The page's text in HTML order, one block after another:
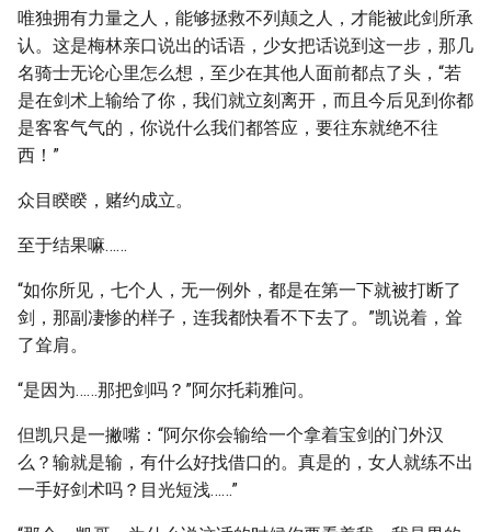
唯独拥有力量之人，能够拯救不列颠之人，才能被此剑所承
认。这是梅林亲口说出的话语，少女把话说到这一步，那几
名骑士无论心里怎么想，至少在其他人面前都点了头，“若
是在剑术上输给了你，我们就立刻离开，而且今后见到你都
是客客气气的，你说什么我们都答应，要往东就绝不往
西！”
众目睽睽，赌约成立。
至于结果嘛……
“如你所见，七个人，无一例外，都是在第一下就被打断了
剑，那副凄惨的样子，连我都快看不下去了。”凯说着，耸
了耸肩。
“是因为……那把剑吗？”阿尔托莉雅问。
但凯只是一撇嘴：“阿尔你会输给一个拿着宝剑的门外汉
么？输就是输，有什么好找借口的。真是的，女人就练不出
一手好剑术吗？目光短浅……”